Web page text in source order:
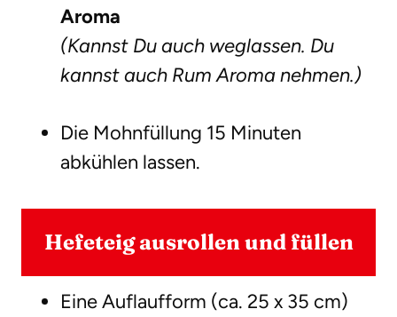
Aroma
(Kannst Du auch weglassen. Du
kannst auch Rum Aroma nehmen.)
Die Mohnfüllung 15 Minuten
abkühlen lassen.
Hefeteig ausrollen und füllen
Eine Auflaufform (ca. 25 x 35 cm)